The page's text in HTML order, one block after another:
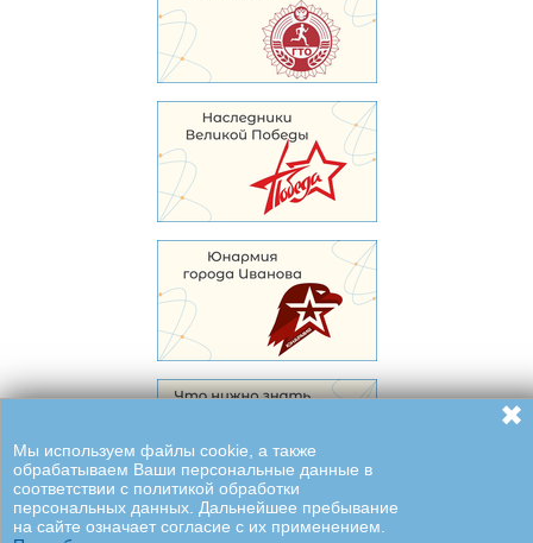
Мы используем файлы cookie, а также
обрабатываем Ваши персональные данные в
соответствии с политикой обработки
персональных данных. Дальнейшее пребывание
на сайте означает согласие с их применением.
✖